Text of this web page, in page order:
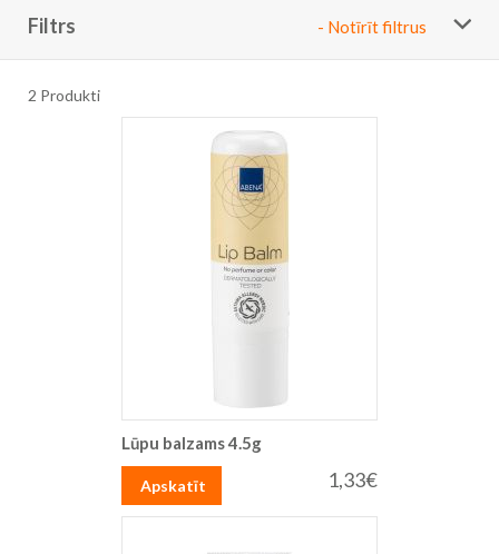
Filtrs - Notīrīt filtrus
2 Produkti
Lūpu balzams 4.5g
1,33€
Apskatīt